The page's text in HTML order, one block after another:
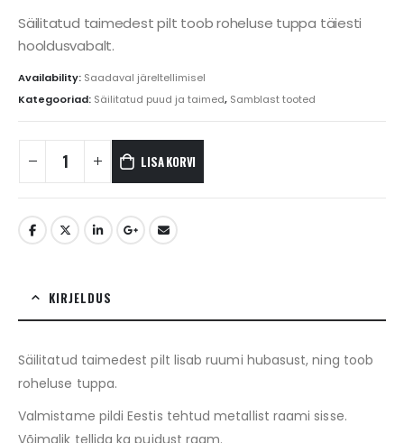
Säilitatud taimedest pilt toob roheluse tuppa täiesti
hooldusvabalt.
Availability: Saadaval järeltellimisel
Kategooriad: Säilitatud puud ja taimed, Samblast tooted
LISA KORVI
KIRJELDUS
Säilitatud taimedest pilt lisab ruumi hubasust, ning toob
roheluse tuppa.
Valmistame pildi Eestis tehtud metallist raami sisse.